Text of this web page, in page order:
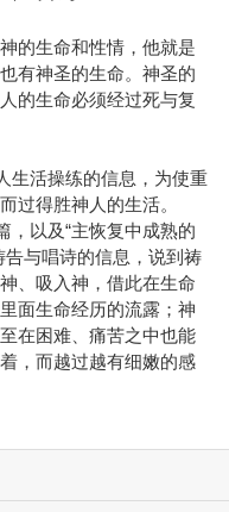
的生命和性情，他就是
有神圣的生命。神圣的
的生命必须经过死与复
生活操练的信息，为使重
过得胜神人的生活。
，以及“主恢复中成熟的
与唱诗的信息，说到祷
、吸入神，借此在生命
面生命经历的流露；神
在困难、痛苦之中也能
，而越过越有细嫩的感